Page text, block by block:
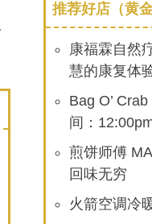
推荐好店（黄
康福霖自然
慧的康复体
Bag O’
间：
煎饼师傅
回味无穷
火箭空调冷